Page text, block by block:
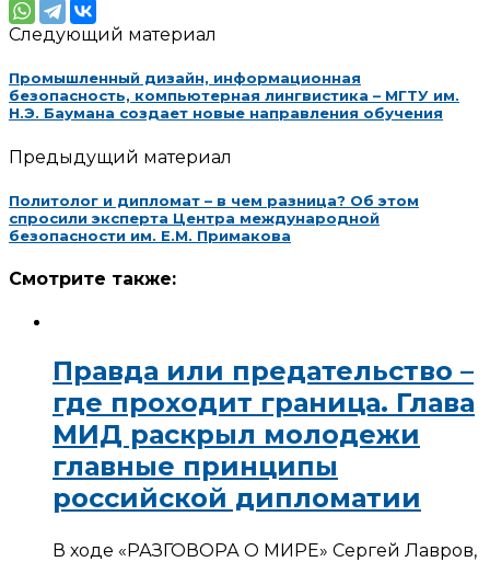
Следующий материал
Промышленный дизайн, информационная
безопасность, компьютерная лингвистика – МГТУ им.
Н.Э. Баумана создает новые направления обучения
Предыдущий материал
Политолог и дипломат – в чем разница? Об этом
спросили эксперта Центра международной
безопасности им. Е.М. Примакова
Смотрите также:
Правда или предательство –
где проходит граница. Глава
МИД раскрыл молодежи
главные принципы
российской дипломатии
В ходе «РАЗГОВОРА О МИРЕ» Сергей Лавров,